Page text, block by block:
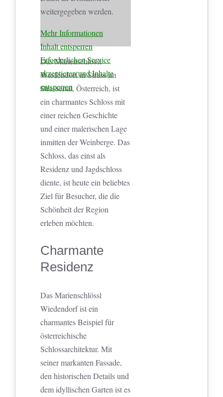
weitergegeben werden.
Mehr Informationen
Inhalt entsperren
Erforderlichen Service
akzeptieren und Inhalte
entsperren
Das Marienschlössl
Wiedendorf in Strass im
Strassertal, Österreich, ist
ein charmantes Schloss mit
einer reichen Geschichte
und einer malerischen Lage
inmitten der Weinberge. Das
Schloss, das einst als
Residenz und Jagdschloss
diente, ist heute ein beliebtes
Ziel für Besucher, die die
Schönheit der Region
erleben möchten.
Charmante
Residenz
Das Marienschlössl
Wiedendorf ist ein
charmantes Beispiel für
österreichische
Schlossarchitektur. Mit
seiner markanten Fassade,
den historischen Details und
dem idyllischen Garten ist es